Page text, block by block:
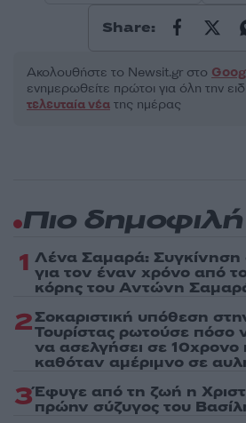
Share:
Ακολουθήστε το Νewsit.gr στο
ενημερωθείτε πρώτοι για όλη την
τελευταία νέα της ημέρας
Πιο δημοφιλή
1 Λένα Σαμαρά:
για τον έναν χρόνο από
κόρης του Αντώνη
2Σοκαριστική υπόθεση
Τουρίστας ρωτούσε πόσο
να ασελγήσει σε 10χρονο
καθόταν αμέριμνο σε
3Έφυγε από τη ζωή η
πρώην σύζυγος του